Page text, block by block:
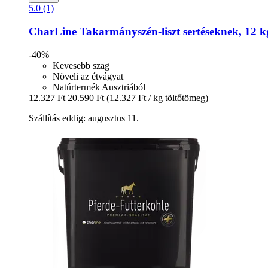
5.0 (1)
CharLine Takarmányszén-​liszt sertéseknek, 12
-40%
Kevesebb szag
Növeli az étvágyat
Natúrtermék Ausztriából
12.327 Ft 20.590 Ft (12.327 Ft / kg töltőtömeg)
Szállítás eddig: augusztus 11.